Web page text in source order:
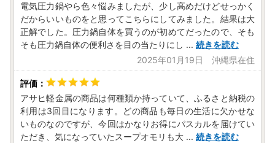
電気圧力鍋やら色々悩みましたが、少し高めだけどせっかく
だからいいものをと思ってこちらにしてみました。結果は大
正解でした。圧力鍋自体を買うのが初めてだったので、そも
そも圧力鍋自体の便利さを目の当たりにし ... 続きを読む
2025年01月19日 沖縄県在住
アサヒ軽金属の商品は何種類か持っていて、ふるさと納税の
利用は3回目になります。どの商品も毎日の生活に欠かせな
いものなのですが、今回はかなりお得にパスカルを届けてい
ただき、気になっていたスープオモリも大 ... 続きを読む